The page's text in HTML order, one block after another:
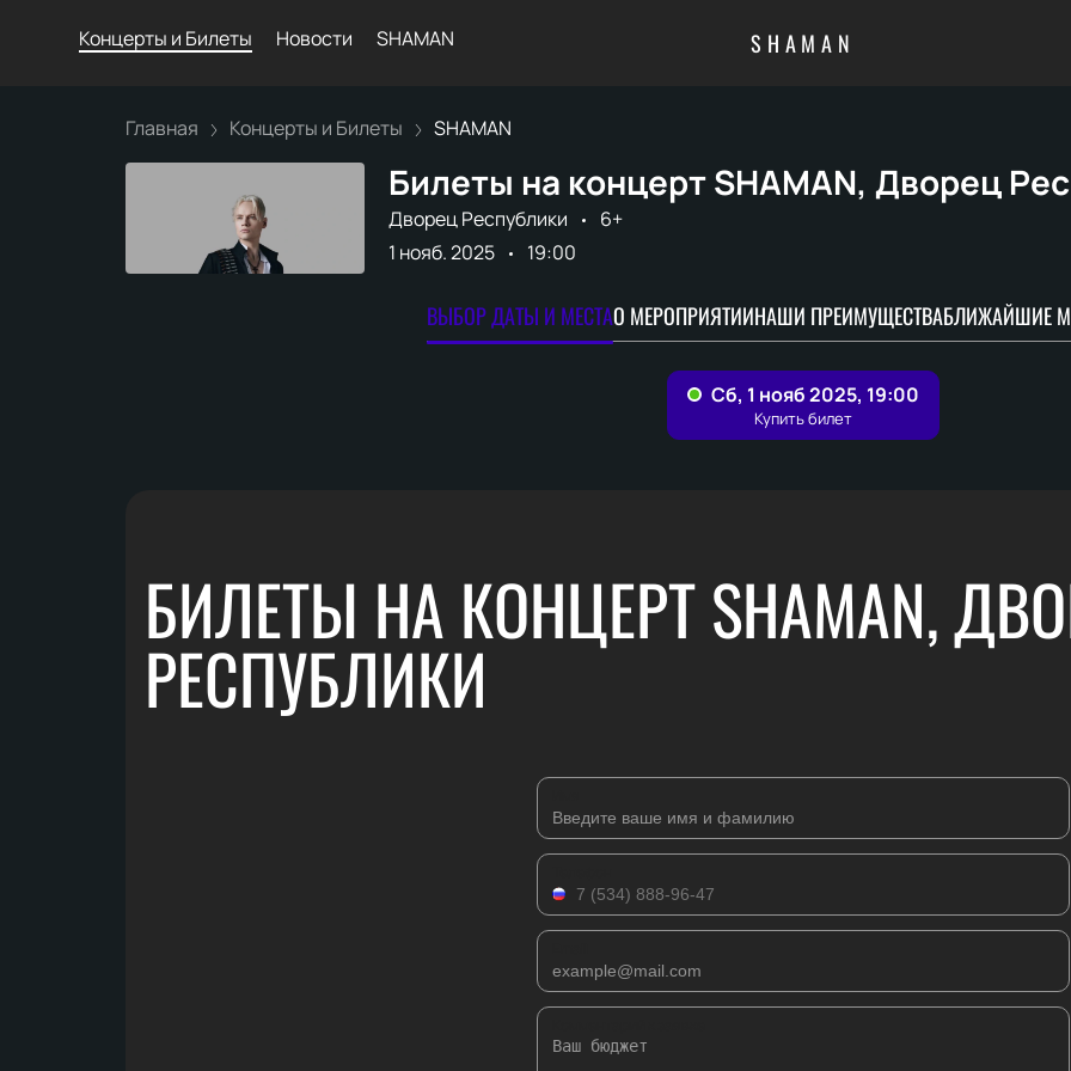
SHAMAN
Концерты и Билеты Новости SHAMAN
Главная Концерты и Билеты SHAMAN
Билеты на концерт SHAMAN, Дворец
Дворец Республики
6+
1 нояб. 2025
19:00
ВЫБОР ДАТЫ И МЕСТАО МЕРОПРИЯТИИНАШИ ПРЕИМУЩЕСТВАБЛИЖАЙШИЕ
БИЛЕТЫ НА КОНЦЕРТ SHAMAN,
РЕСПУБЛИКИ